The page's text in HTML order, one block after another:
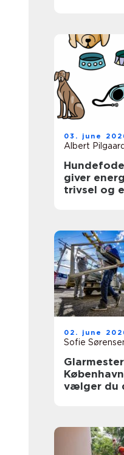
03. june
Albert Pilgaard
giver
trivsel og
02. june
Sofie
vælger du